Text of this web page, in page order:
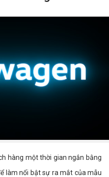
hàng một thời gian ngắn bằng
làm nổi bật sự ra mắt của mẫu